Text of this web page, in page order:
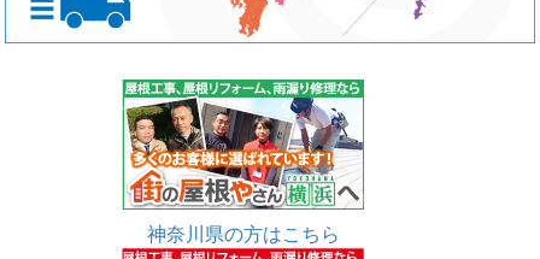
神奈川県の方はこちら